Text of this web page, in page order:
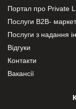
Портал про Private
Послуги В2В-
Послуги з надання
Відгуки
Контакти
Вакансії